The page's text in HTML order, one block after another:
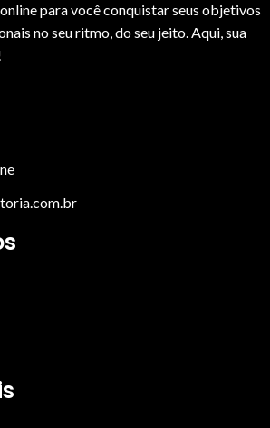
para você conquistar seus objetivos
no seu ritmo, do seu jeito. Aqui, sua